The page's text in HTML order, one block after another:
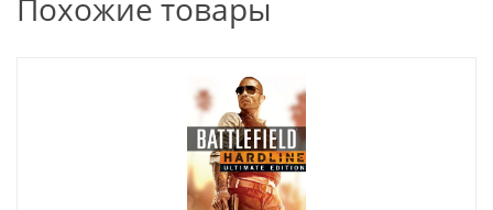
Похожие товары